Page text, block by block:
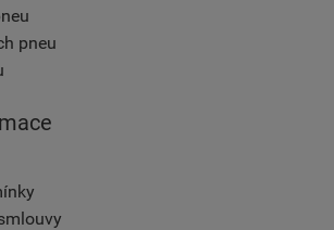
pneu